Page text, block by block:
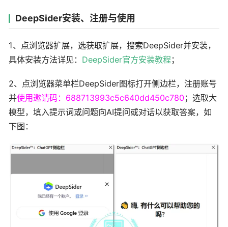
DeepSider安装、注册与使用
1、点浏览器扩展，选获取扩展，搜索DeepSider并安装，
具体安装方法详见： DeepSider官方安装教程；
2、点浏览器菜单栏DeepSider图标打开侧边栏，注册账号
并使用邀请码：688713993c5c640dd450c780 ；选取大
模型，填入提示词或问题向AI提问或对话以获取答案，如
下图：